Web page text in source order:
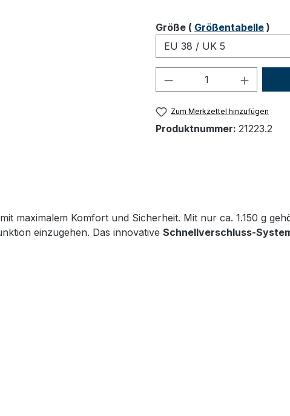
Größeauswählen
( Größentabelle )
Produkt Anzahl:
Zum Merkzettel hinzufügen
Produktnummer: 21223.2
maximalem Komfort und Sicherheit. Mit nur ca. 1.150 g
einzugehen. Das innovative Schnellverschluss-